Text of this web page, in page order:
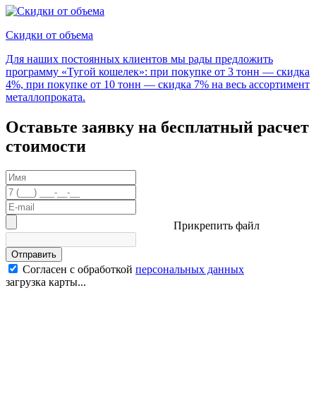
Скидки от объема
Для наших постоянных клиентов мы рады предложить
программу «Тугой кошелек»: при покупке от 3 тонн — скидка
4%, при покупке от 10 тонн — скидка 7% на весь ассортимент
металлопроката.
Оставьте заявку на бесплатный расчет
стоимости
Прикрепить файл
Отправить
Согласен с обработкой персональных данных
загрузка карты...